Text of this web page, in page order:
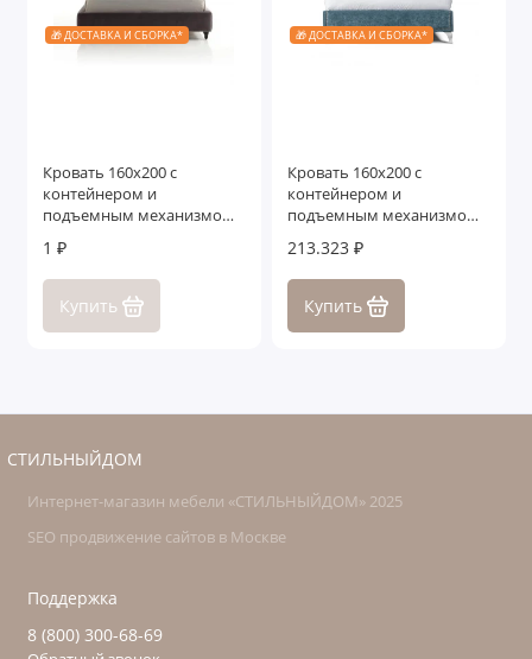
🎁 ДОСТАВКА И СБОРКА*
Кровать 160x200 с
контейнером и
подъемным механизмом
1 ₽
Купить
🎁 ДОСТАВКА И СБОРКА*
Кровать 160x200 с
контейнером и
подъемным механизмом
213.323 ₽
Купить
СТИЛЬНЫЙДОМ
Интернет-магазин мебели «СТИЛЬНЫЙДОМ» 2025
SEO продвижение сайтов в Москве
Поддержка
8 (800) 300-68-69